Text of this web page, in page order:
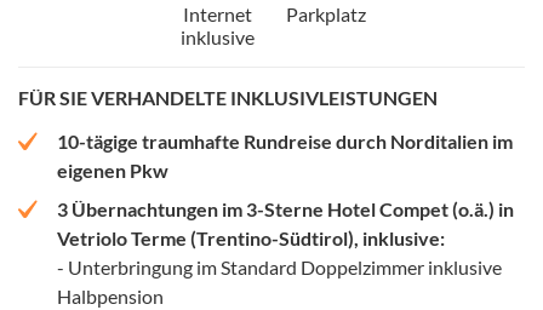
Internet
inklusive
Parkplatz
FÜR SIE VERHANDELTE INKLUSIVLEISTUNGEN
10-tägige traumhafte Rundreise durch Norditalien im
eigenen Pkw
3 Übernachtungen im 3-Sterne Hotel Compet (o.ä.) in
Vetriolo Terme (Trentino-Südtirol), inklusive:
- Unterbringung im Standard Doppelzimmer inklusive
Halbpension